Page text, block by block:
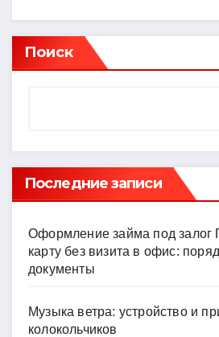
n
o
kl
ni
ki
at
s
A
er
e
a
Поиск
Последние записи
Оформление займа под залог
карту без визита в офис:
документы
Музыка ветра: устройство и
колокольчиков